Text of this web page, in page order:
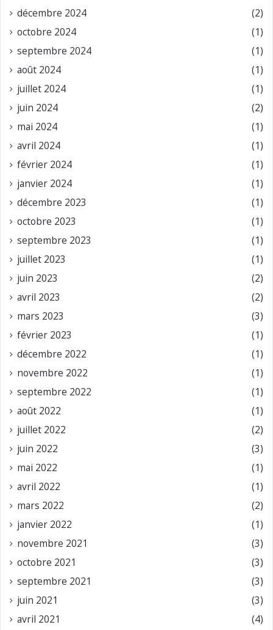
décembre 2024
(2)
octobre 2024
(1)
septembre 2024
(1)
août 2024
(1)
juillet 2024
(1)
juin 2024
(2)
mai 2024
(1)
avril 2024
(1)
février 2024
(1)
janvier 2024
(1)
décembre 2023
(1)
octobre 2023
(1)
septembre 2023
(1)
juillet 2023
(1)
juin 2023
(2)
avril 2023
(2)
mars 2023
(3)
février 2023
(1)
décembre 2022
(1)
novembre 2022
(1)
septembre 2022
(1)
août 2022
(1)
juillet 2022
(2)
juin 2022
(3)
mai 2022
(1)
avril 2022
(1)
mars 2022
(2)
janvier 2022
(1)
novembre 2021
(3)
octobre 2021
(3)
septembre 2021
(3)
juin 2021
(3)
avril 2021
(4)